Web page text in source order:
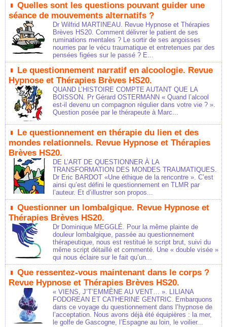
Quelles sont les questions pouvant guider une
séance de mouvements alternatifs ?
Dr Wilfrid MARTINEAU. Revue Hypnose et Thérapies
Brèves HS20. Comment délivrer le patient de ses
ruminations mentales ? Le sortir de ses angoisses
nourries par le vécu traumatique et entretenues par des
pensées figées sur le passé ? E...
Le questionnement narratif en alcoologie. Revue
Hypnose et Thérapies Brèves HS20.
QUAND L’HISTOIRE COMPTE AUTANT QUE LA
BOISSON. Pr Gérard OSTERMANN « Quand l’alcool
est-il devenu un compagnon régulier dans votre vie ? ».
Question posée par le thérapeute à Marc...
Le questionnement en thérapie du lien et des
mondes relationnels. Revue Hypnose et Thérapies
Brèves HS20.
DE L’ART DE QUESTIONNER À LA
TRANSFORMATION DES MONDES TRAUMATIQUES.
Dr Eric BARDOT «Une éthique de la rencontre ». C’est
ainsi qu’est défini le questionnement en TLMR par
l’auteur. Et d’illustrer son propos...
Questionner un lombalgique. Revue Hypnose et
Thérapies Brèves HS20.
Dr Dominique MEGGLÉ. Pour la même plainte de
douleur lombalgique, passée au questionnement
thérapeutique, nous est restitué le script brut, suivi du
même script détaillé et commenté. Une « double visée »
qui nous éclaire sur le fait qu’un...
Que ressentez-vous maintenant dans le corps ?
Revue Hypnose et Thérapies Brèves HS20.
« VIENS, J’T’EMMÈNE AU VENT… ». LILIANA
FODOREAN ET CATHERINE GENTRIC. Embarquons
dans ce voyage du questionnement dans l’hypnose de
l’acceptation. Nous avons déjà été équipières : la mer,
le golfe de Gascogne, l’Espagne au loin, le voilier...